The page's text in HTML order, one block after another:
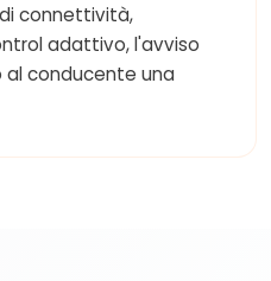
connettività,
adattivo, l'avviso
conducente una